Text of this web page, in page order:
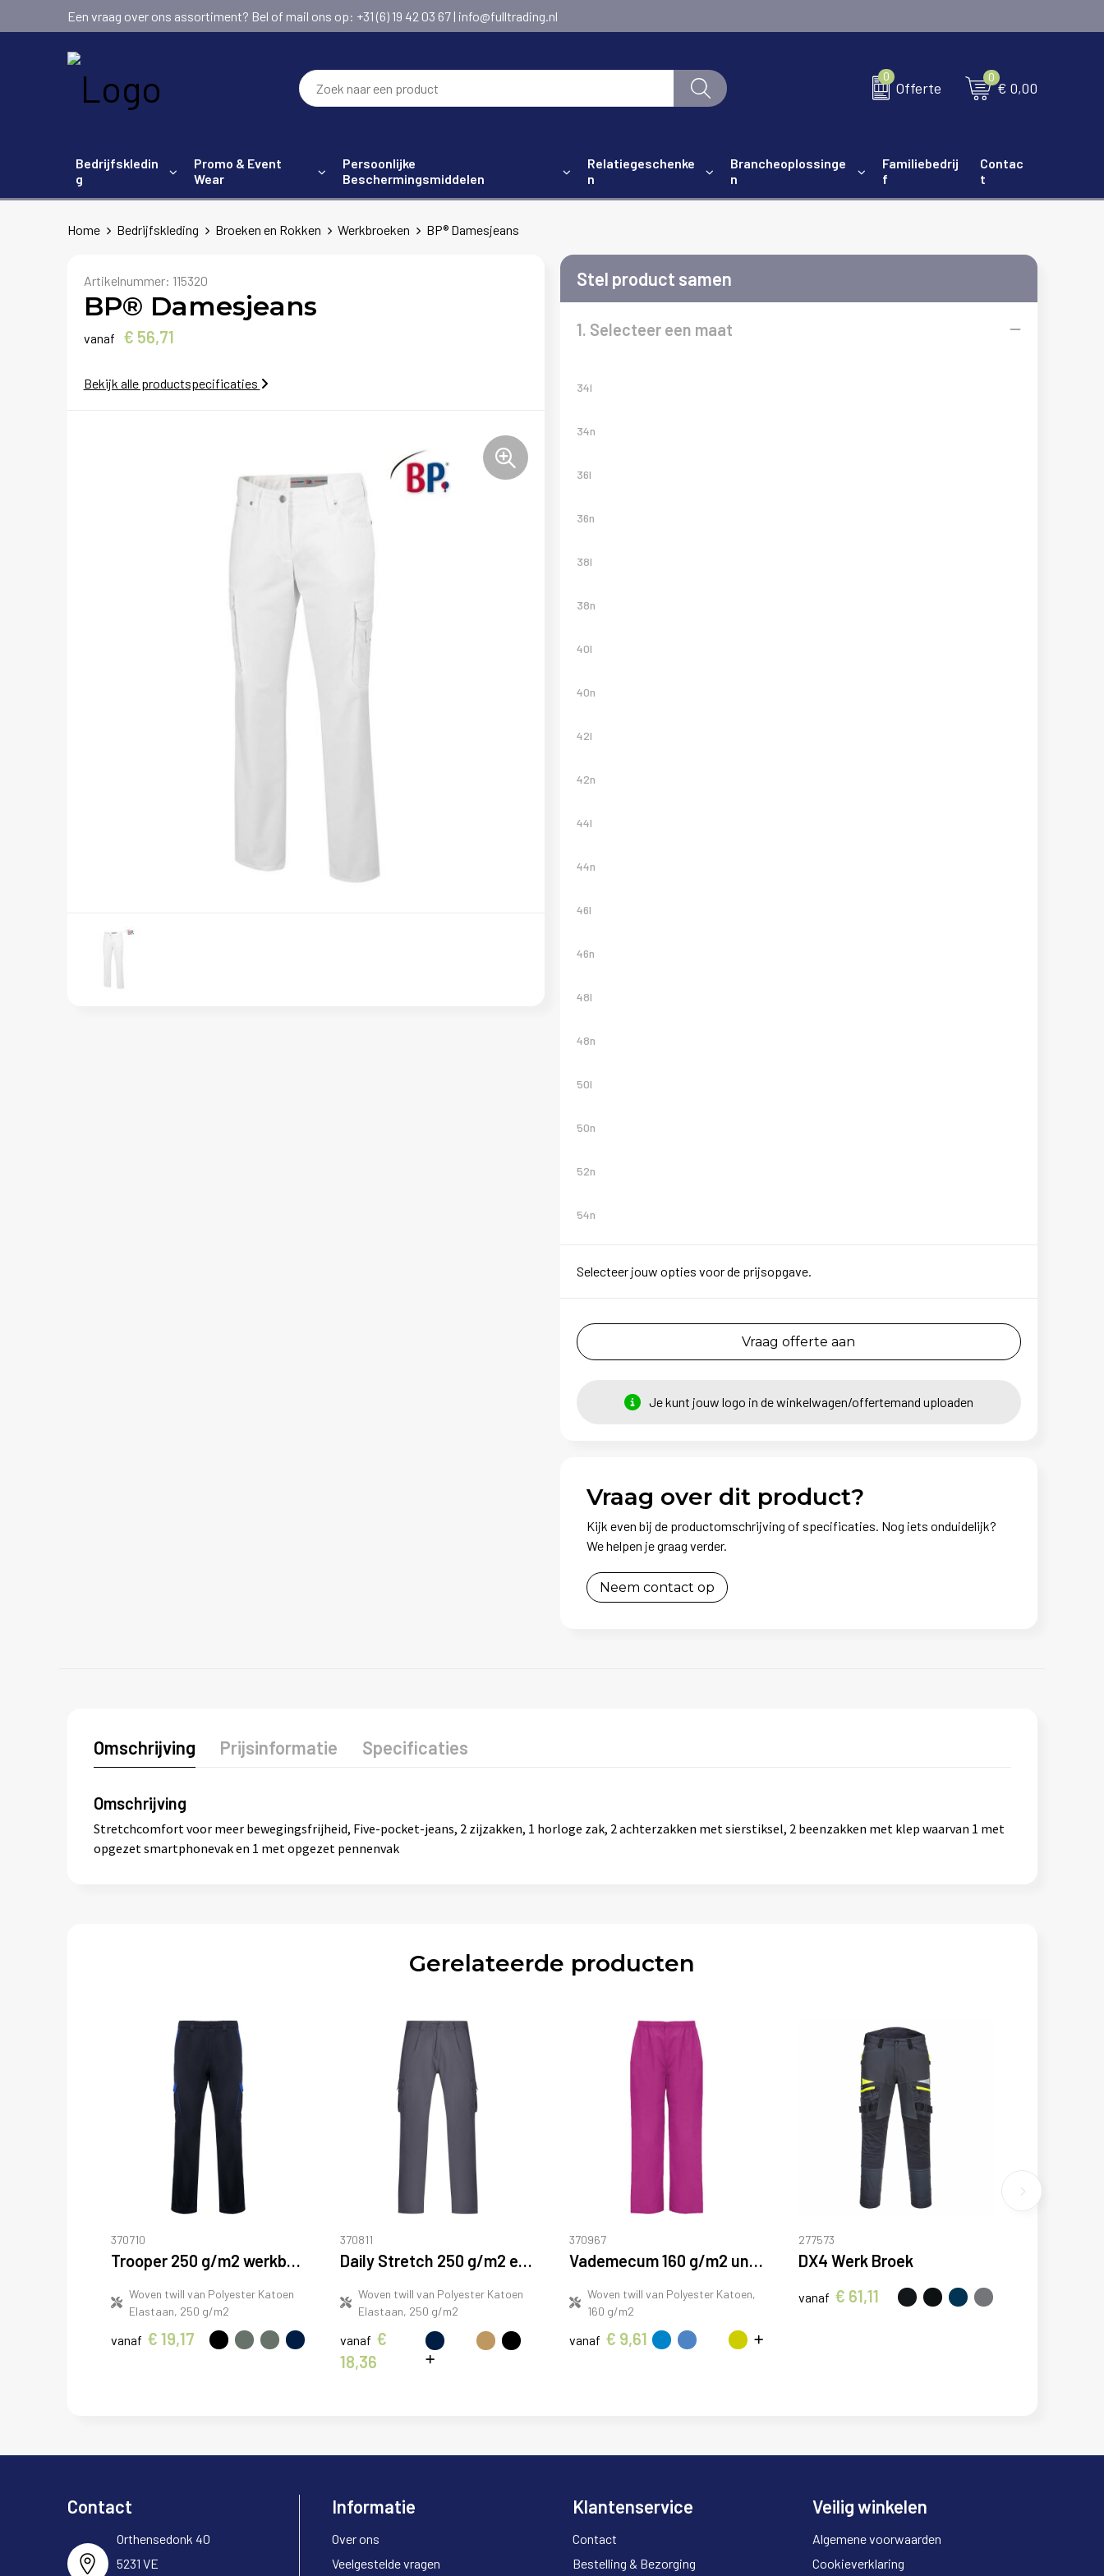
Een vraag over ons assortiment? Bel of mail ons op: +31 (6) 19 42 03 67 | info@fulltrading.nl
0
Offerte
0
€ 0,00
Bedrijfskledin
g
Promo & Event
Wear
Persoonlijke
Beschermingsmiddelen
Relatiegeschenke
n
Brancheoplossinge
n
Familiebedrij
f
Contac
t
Home Bedrijfskleding Broeken en Rokken Werkbroeken BP® Damesjeans
Artikelnummer: 115320
BP® Damesjeans
vanaf € 56,71
Bekijk alle productspecificaties
Stel product samen
1. Selecteer een maat
34l
34n
36l
36n
38l
38n
40l
40n
42l
42n
44l
44n
46l
46n
48l
48n
50l
50n
52n
54n
Selecteer jouw opties voor de prijsopgave.
Vraag offerte aan
Je kunt jouw logo in de winkelwagen/offertemand uploaden
Vraag over dit product?
Kijk even bij de productomschrijving of specificaties. Nog iets onduidelijk?
We helpen je graag verder.
Neem contact op
Omschrijving Prijsinformatie Specificaties
Omschrijving
Stretchcomfort voor meer bewegingsfrijheid, Five-pocket-jeans, 2 zijzakken, 1 horloge zak, 2 achterzakken met sierstiksel, 2 beenzakken met klep waarvan 1 met
opgezet smartphonevak en 1 met opgezet pennenvak
Gerelateerde producten
370710
Trooper 250 g/m2 werkbroek
Woven twill van Polyester Katoen
Elastaan, 250 g/m2
vanaf € 19,17
370811
Daily Stretch 250 g/m2 elastaan werkbroek
Woven twill van Polyester Katoen
Elastaan, 250 g/m2
vanaf €
18,36
370967
Vademecum 160 g/m2 uniseks servicebroek
Woven twill van Polyester Katoen,
160 g/m2
vanaf € 9,61
277573
DX4 Werk Broek
vanaf € 61,11
Contact
Orthensedonk 40
5231 VE
Informatie
Over ons
Veelgestelde vragen
Klantenservice
Contact
Bestelling & Bezorging
Veilig winkelen
Algemene voorwaarden
Cookieverklaring